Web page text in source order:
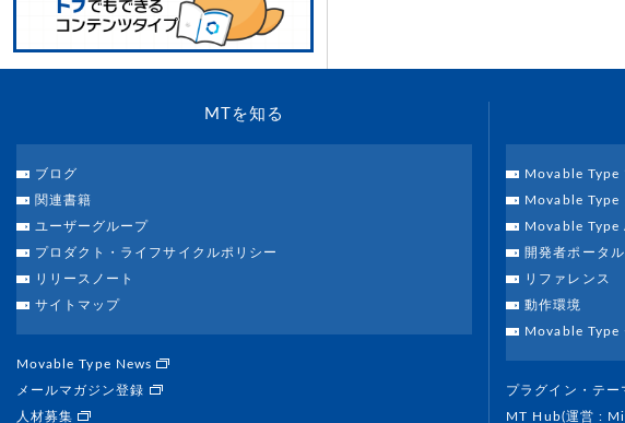
MTを知る
ブログ
関連書籍
ユーザーグループ
プロダクト・ライフサイクルポリシー
リリースノート
サイトマップ
Movable Type News
メールマガジン登録
人材募集
Movable Type
Movable Type
Movable Type
開発者ポータル
リファレンス
動作環境
Movable Type
プラグイン・テ
MT Hub(運営 :